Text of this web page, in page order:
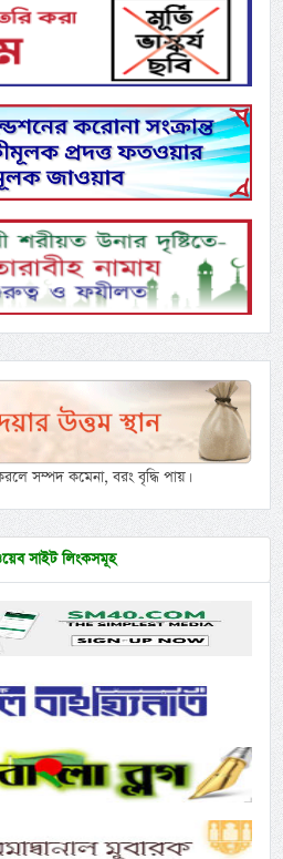
সম্পদ কমেনা, বরং বৃদ্ধি পায়।
সাইট লিংকসমূহ